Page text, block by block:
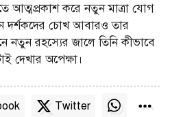
আত্মপ্রকাশ করে নতুন মাত্রা যোগ
দর্শকদের চোখ আবারও তার
নতুন রহস্যের জালে তিনি কীভাবে
দেখার অপেক্ষা।
Twitter